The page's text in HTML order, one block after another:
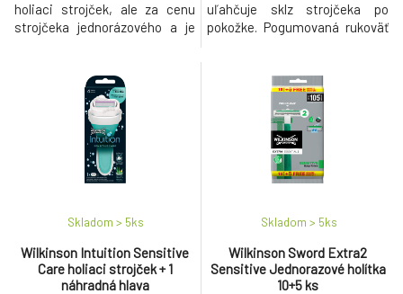
holiaci strojček, ale za cenu
strojčeka jednorázového a je
výťažok z Aloe Vera.
uľahčuje sklz strojčeka po
pokožke. Pogumovaná rukoväť
Wilkinson Intuition Sensitive
Care holiaci strojček + 1
náhradná hlava
Skladom > 5ks
Wilkinson Sword Extra2
Sensitive Jednorazové holítka
10+5 ks
Skladom > 5ks